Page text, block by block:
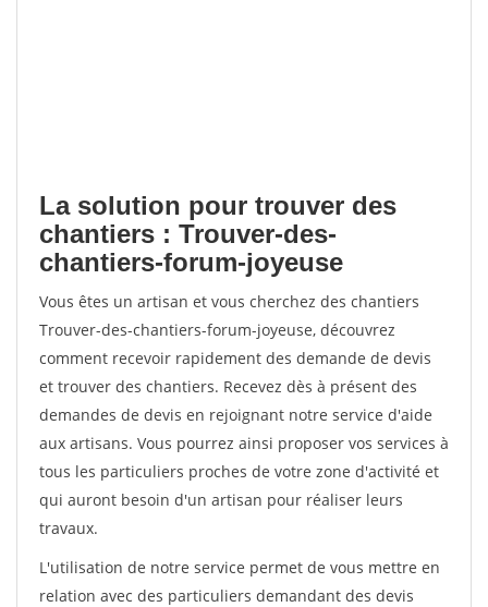
La solution pour trouver des
chantiers : Trouver-des-
chantiers-forum-joyeuse
Vous êtes un artisan et vous cherchez des chantiers
Trouver-des-chantiers-forum-joyeuse, découvrez
comment recevoir rapidement des demande de devis
et trouver des chantiers. Recevez dès à présent des
demandes de devis en rejoignant notre service d'aide
aux artisans. Vous pourrez ainsi proposer vos services à
tous les particuliers proches de votre zone d'activité et
qui auront besoin d'un artisan pour réaliser leurs
travaux.
L'utilisation de notre service permet de vous mettre en
relation avec des particuliers demandant des devis